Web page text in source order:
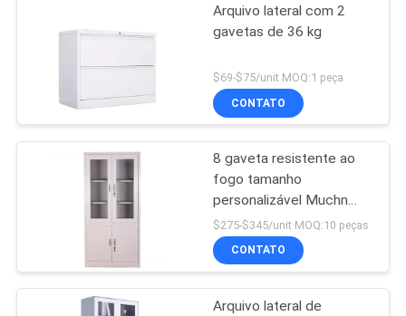
Arquivo lateral com 2
gavetas de 36 kg
$69-$75/unit MOQ:1 peça
CONTATO
8 gaveta resistente ao
fogo tamanho
personalizável Muchn
gabinete de arquivos de
escritório com fechadura
$275-$345/unit MOQ:10 peças
CONTATO
Arquivo lateral de